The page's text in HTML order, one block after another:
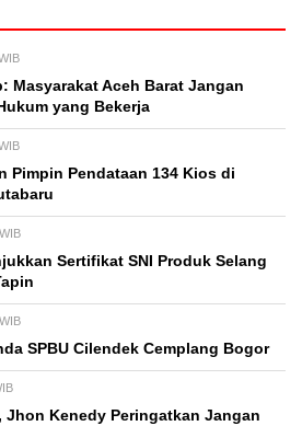
Masyarakat Aceh Barat Jangan
yang Bekerja
Pimpin Pendataan 134 Kios di
Sertifikat SNI Produk Selang
SPBU Cilendek Cemplang Bogor
Jhon Kenedy Peringatkan Jangan